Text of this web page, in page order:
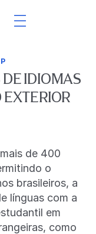
DE IDIOMAS
EXTERIOR
de 400
o
brasileiros, a
línguas com a
em
como